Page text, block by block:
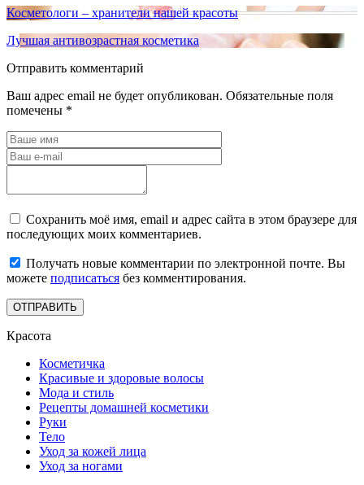
Косметологи – хранители нашей красоты
Лучшая антивозрастная косметика
Отправить комментарий
Ваш адрес email не будет опубликован. Обязательные поля
помечены *
Сохранить моё имя, email и адрес сайта в этом браузере для
последующих моих комментариев.
Получать новые комментарии по электронной почте. Вы
можете подписаться без комментирования.
Красота
Косметичка
Красивые и здоровые волосы
Мода и стиль
Рецепты домашней косметики
Руки
Тело
Уход за кожей лица
Уход за ногами